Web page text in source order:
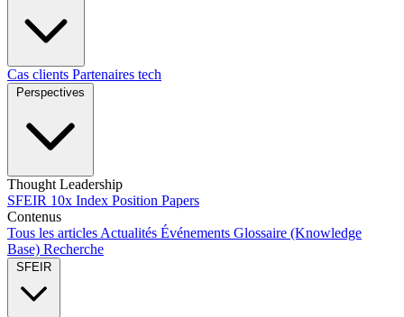
Cas clients Partenaires tech
Perspectives
Thought Leadership
SFEIR 10x Index Position Papers
Contenus
Tous les articles Actualités Événements Glossaire (Knowledge
Base) Recherche
SFEIR